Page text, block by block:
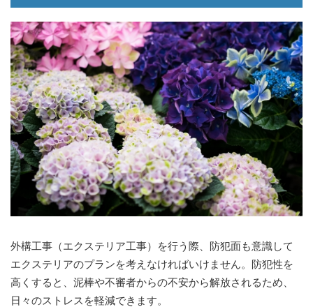
外構工事（エクステリア工事）を行う際、防犯面も意識して
エクステリアのプランを考えなければいけません。防犯性を
高くすると、泥棒や不審者からの不安から解放されるため、
日々のストレスを軽減できます。